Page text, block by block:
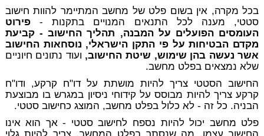
בכל מקרה, אין בשום פלט של מחשב המתיימר להוות חישוב
סטטי, מענה לכל התנאים המנויים בתקנות -פירוט
העומסים הפועלים על המבנה, תהליך החישוב - קביעת
מקדם הבטיחות על פי התקן הישראלי, נוסחאות החישוב
אשר נעשה בהן שימוש, שיטת החישוב, ועוד נתונים חיוניים
שלא נמצאים בפלט מחשב.
החישוב הסטטי צריך להיות מושתת על דו"ח קרקע, ודו"ח
קרקע צריך להיות מבוסס על קידוחי ניסיון במגרש בו מבוצעת
הבניה. כל זה - לא כלול בפלט מחשב, המוצג כחישוב סטטי.
פלט מחשב יכול להיות נספח לחישוב סטטי - אך הוא אינו
החישוב עצמו. מה שנסתר בפלט המחשב, צריך להיות גלוי